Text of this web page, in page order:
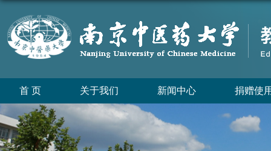
首 页 关于我们 新闻中心 捐赠使